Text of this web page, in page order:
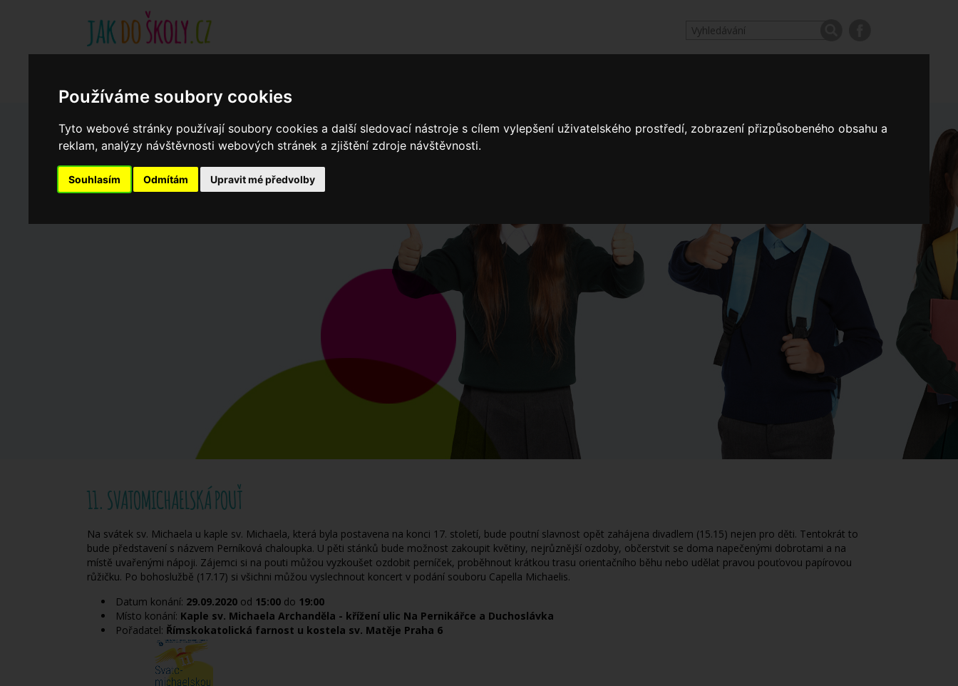
Používáme soubory cookies
Tyto webové stránky používají soubory cookies a další sledovací nástroje s cílem vylepšení uživatelského prostředí, zobrazení přizpůsobeného obsahu a
reklam, analýzy návštěvnosti webových stránek a zjištění zdroje návštěvnosti.
Souhlasím Odmítám Upravit mé předvolby
Zápisy do ZŠ 2026/27 Výroční zprávy
Dny otevřených dveří ZŠ
11. SVATOMICHAELSKÁ POUŤ
Na svátek sv. Michaela u kaple sv. Michaela, která byla postavena na konci 17. století, bude poutní slavnost opět zahájena divadlem (15.15) nejen pro děti. Tentokrát to
bude představení s názvem Perníková chaloupka. U pěti stánků bude možnost zakoupit květiny, nejrůznější ozdoby, občerstvit se doma napečenými dobrotami a na
místě uvařenými nápoji. Zájemci si na pouti můžou vyzkoušet ozdobit perníček, proběhnout krátkou trasu orientačního běhu nebo udělat pravou pouťovou papírovou
růžičku. Po bohoslužbě (17.17) si všichni můžou vyslechnout koncert v podání souboru Capella Michaelis.
Datum konání: 29.09.2020 od 15:00 do 19:00
Místo konání: Kaple sv. Michaela Archanděla - křížení ulic Na Pernikářce a Duchoslávka
Pořadatel: Římskokatolická farnost u kostela sv. Matěje Praha 6